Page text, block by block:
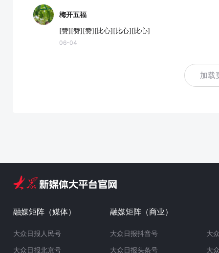
梅开五福
[赞][赞][赞][比心][比心][比心]
06-04
加载
融媒矩阵（媒体）
大众日报人民号
大众日报北京号
融媒矩阵（商业）
大众日报抖音号
大众日报头条号
大
大